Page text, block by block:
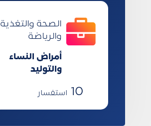
الصحة والتغذية
والرياضة
أمراض النساء
والتوليد
10 استفسار